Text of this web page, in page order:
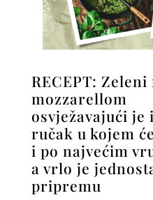
RECEPT:
mozzarellom
osvježavajući je
ručak u kojem
i po najvećim
a vrlo je
pripremu